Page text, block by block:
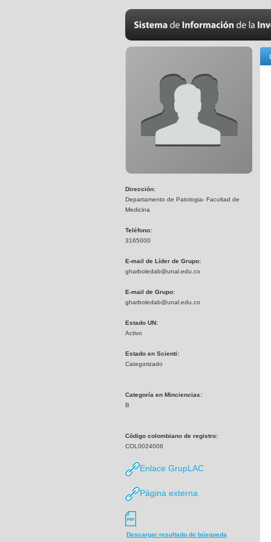
Dirección:
Departamento de Patologia- Facultad de
Medicina
Teléfono:
3165000
E-mail de Líder de Grupo:
gharboledab@unal.edu.co
E-mail de Grupo:
gharboledab@unal.edu.co
Estado UN:
Activo
Estado en Scienti:
Categorizado
Categoría en Minciencias:
B
Código colombiano de registro:
COL0024006
Enlace GrupLAC
Página externa
Descargar resultado de búsqueda